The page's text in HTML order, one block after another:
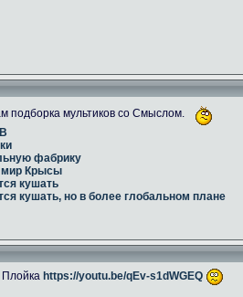
подборка мультиков со Смыслом.
фабрику
Крысы
кушать
кушать, но в более глобальном плане
Плойка https://youtu.be/qEv-s1dWGEQ